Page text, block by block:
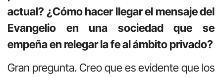
actual? ¿Cómo hacer llegar el mensaje del
Evangelio en una sociedad que se
empeña en relegar la fe al ámbito privado?
Gran pregunta. Creo que es evidente que los